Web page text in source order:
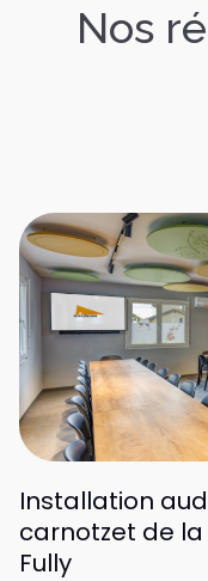
Nos
Installation
carnotzet de
Fully